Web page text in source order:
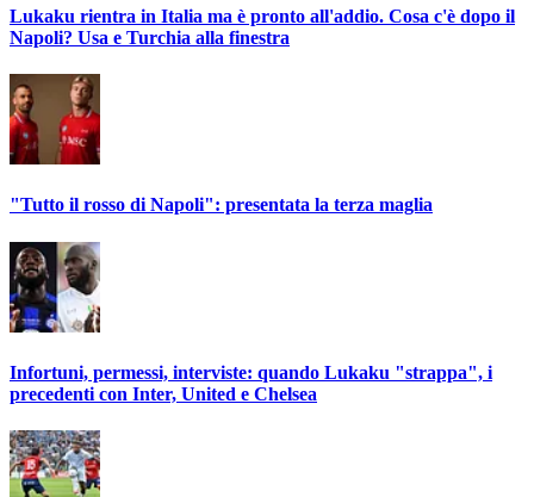
Lukaku rientra in Italia ma è pronto all'addio. Cosa c'è dopo il
Napoli? Usa e Turchia alla finestra
"Tutto il rosso di Napoli": presentata la terza maglia
Infortuni, permessi, interviste: quando Lukaku "strappa", i
precedenti con Inter, United e Chelsea